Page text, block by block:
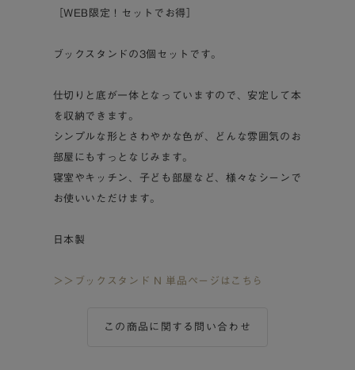
［WEB限定！セットでお得］
ブックスタンドの3個セットです。
仕切りと底が一体となっていますので、安定して本
を収納できます。
シンプルな形とさわやかな色が、どんな雰囲気のお
部屋にもすっとなじみます。
寝室やキッチン、子ども部屋など、様々なシーンで
お使いいただけます。
日本製
＞＞ブックスタンド N 単品ページはこちら
この商品に関する問い合わせ